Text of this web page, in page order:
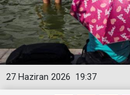
19:37
27 Haziran 2026